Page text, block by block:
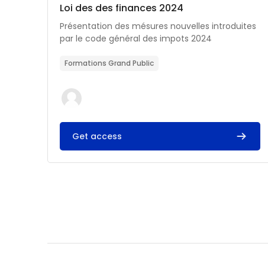
Catégorie de cours
Nom du cours
Loi des des finances 2024
Résumé du cours :
Présentation des mésures nouvelles introduites
par le code général des impots 2024
Formations Grand Public
Get access